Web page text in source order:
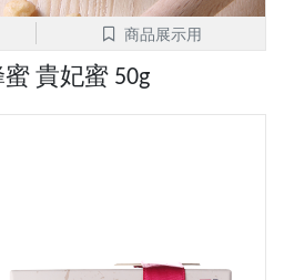
商品展示用
貴妃蜜 50g